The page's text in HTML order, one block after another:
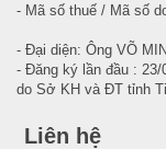
- Mã số thuế / Mã số
- Đại diện: Ông VÕ
- Đăng ký lần đầu : 23/
do Sở KH và ĐT tỉnh
Liên hệ